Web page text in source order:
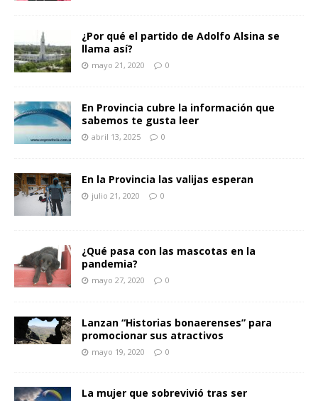
¿Por qué el partido de Adolfo Alsina se
llama así?
mayo 21, 2020 0
En Provincia cubre la información que
sabemos te gusta leer
abril 13, 2025 0
En la Provincia las valijas esperan
julio 21, 2020 0
¿Qué pasa con las mascotas en la
pandemia?
mayo 27, 2020 0
Lanzan “Historias bonaerenses” para
promocionar sus atractivos
mayo 19, 2020 0
La mujer que sobrevivió tras ser